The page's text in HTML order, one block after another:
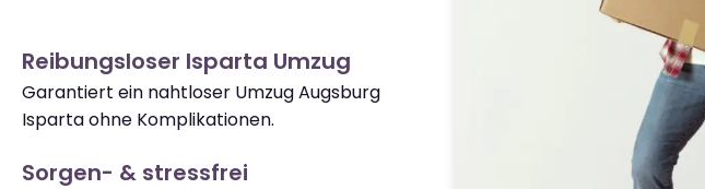
Reibungsloser Isparta Umzug
Garantiert ein nahtloser Umzug Augsburg
Isparta ohne Komplikationen.
Sorgen- & stressfrei